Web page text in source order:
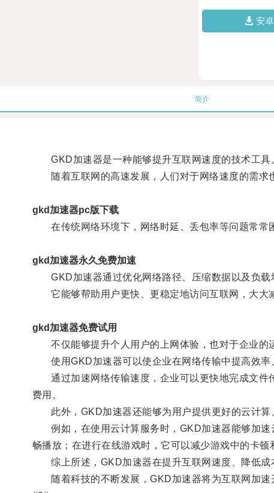
安
简介
GKD加速器是一种能够提升互联网速度的技术工具
随着互联网的高速发展，人们对于网络速度的需求
gkd加速器pc版下载
在传统网络环境下，网络时延、丢包率等问题常常
gkd加速器永久免费加速
GKD加速器通过优化网络路径、压缩数据以及负载
它能够帮助用户更快、更稳定地访问互联网，大大
gkd加速器免费试用
不仅能够提升个人用户的上网体验，也对于企业的
使用GKD加速器可以使企业在网络传输中提高效率
通过加速网络传输速度，企业可以更快地完成文件
费用。
此外，GKD加速器还能够为用户提供更好的云计算
例如，在使用云计算服务时，GKD加速器能够加速
畅播放；在进行在线游戏时，它可以减少游戏中的卡顿
综上所述，GKD加速器在提升互联网速度、降低成
随着科技的不断发展，GKD加速器将为互联网加速